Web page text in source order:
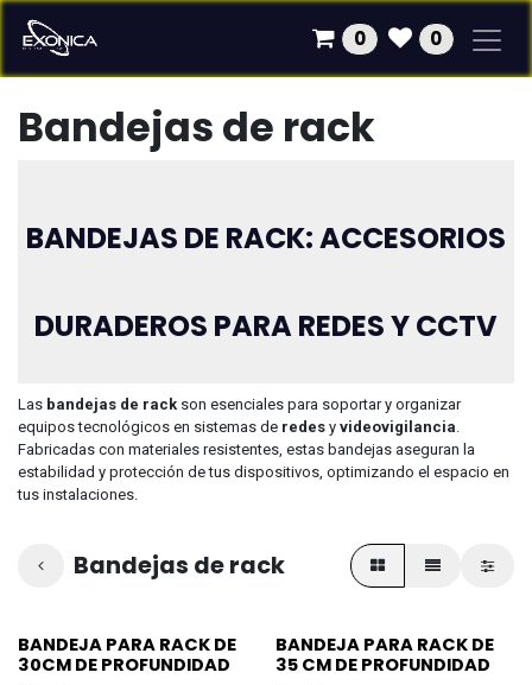
Ir al contenido
0 0
Bandejas de rack
BANDEJAS DE RACK: ACCESORIOS
DURADEROS PARA REDES Y CCTV
Las bandejas de rack son esenciales para soportar y organizar
equipos tecnológicos en sistemas de redes y videovigilancia
Fabricadas con materiales resistentes, estas bandejas aseguran la
estabilidad y protección de tus dispositivos, optimizando el espacio en
tus instalaciones.
Bandejas de rack
BANDEJA PARA RACK DE
30CM DE PROFUNDIDAD
BANDEJA PARA RACK DE
35 CM DE PROFUNDIDAD